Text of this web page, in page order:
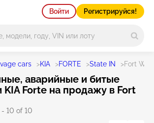
Войти Регистрируйся!
cars >KIA >FORTE >State IN >Fort
аварийные и битые
KIA Forte на продажу в Fort
10 of 10